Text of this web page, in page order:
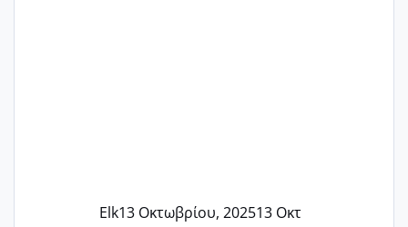
Elk13 Οκτωβρίου, 202513 Οκτ